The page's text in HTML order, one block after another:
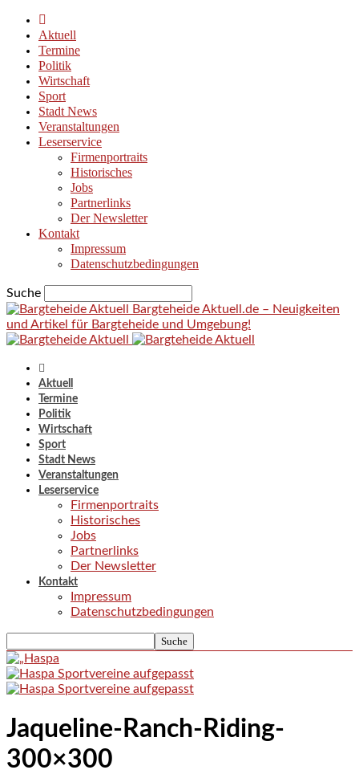
Aktuell
Termine
Politik
Wirtschaft
Sport
Stadt News
Veranstaltungen
Leserservice
Firmenportraits
Historisches
Jobs
Partnerlinks
Der Newsletter
Kontakt
Impressum
Datenschutzbedingungen
Suche
Bargteheide Aktuell.de – Neuigkeiten
und Artikel für Bargteheide und Umgebung!
Aktuell
Termine
Politik
Wirtschaft
Sport
Stadt News
Veranstaltungen
Leserservice
Firmenportraits
Historisches
Jobs
Partnerlinks
Der Newsletter
Kontakt
Impressum
Datenschutzbedingungen
Jaqueline-Ranch-Riding-
300×300